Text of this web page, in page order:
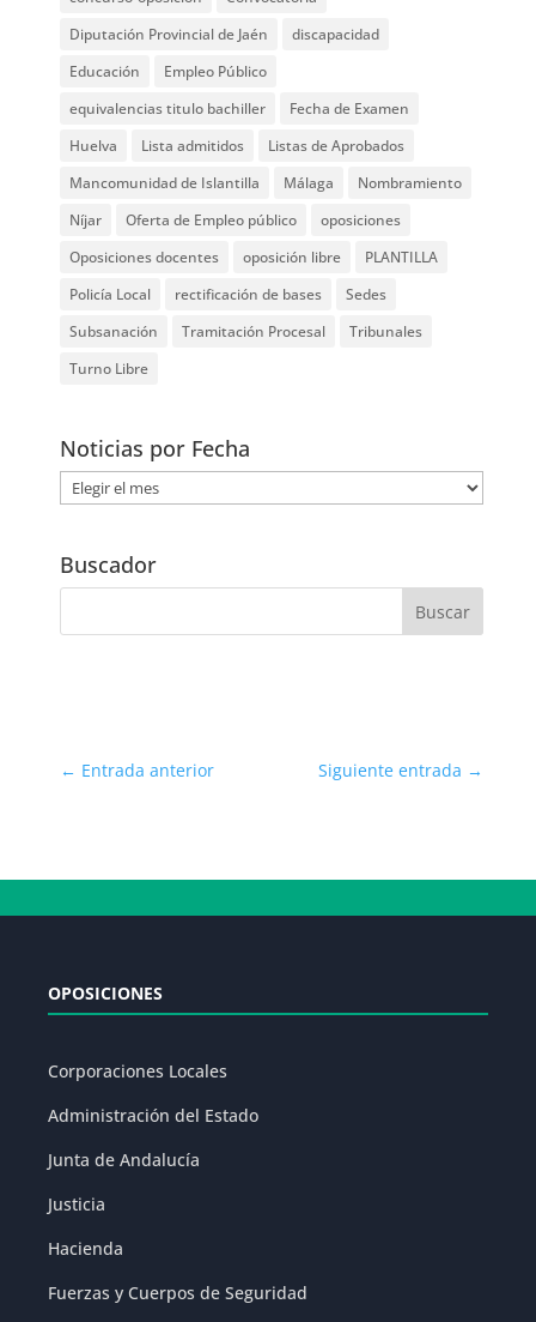
Diputación Provincial de Jaén
discapacidad
Educación
Empleo Público
equivalencias titulo bachiller
Fecha de Examen
Huelva
Lista admitidos
Listas de Aprobados
Mancomunidad de Islantilla
Málaga
Nombramiento
Níjar
Oferta de Empleo público
oposiciones
Oposiciones docentes
oposición libre
PLANTILLA
Policía Local
rectificación de bases
Sedes
Subsanación
Tramitación Procesal
Tribunales
Turno Libre
Noticias por Fecha
Noticias
por
Buscador
← Entrada anterior Siguiente entrada →
OPOSICIONES
Corporaciones Locales
Administración del Estado
Junta de Andalucía
Justicia
Hacienda
Fuerzas y Cuerpos de Seguridad